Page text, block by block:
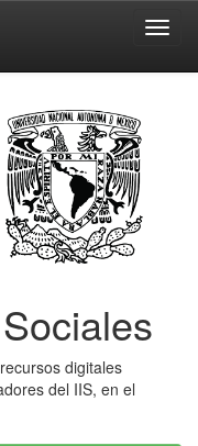
digitales
del IIS, en el